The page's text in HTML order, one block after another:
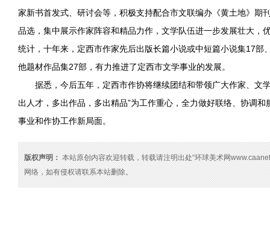
家新书首发式、研讨会等，积极支持配合市文联编办《黄土地》期
品选，集中展示作家阵容和精品力作，文学队伍进一步发展壮大，
统计，十年来，定西市作家先后出版长篇小说或中短篇小说集17部
他题材作品集27部，有力推进了定西市文学事业的发展。
据悉，今后五年，定西市作协将继续团结和带领广大作家、文
出人才，多出作品，多出精品”为工作重心，全力做好联络、协调
事业和作协工作新局面。
版权声明：本站原创内容欢迎转载，转载请注明出处“环球美术网
网络，如有侵权请联系本站删除。